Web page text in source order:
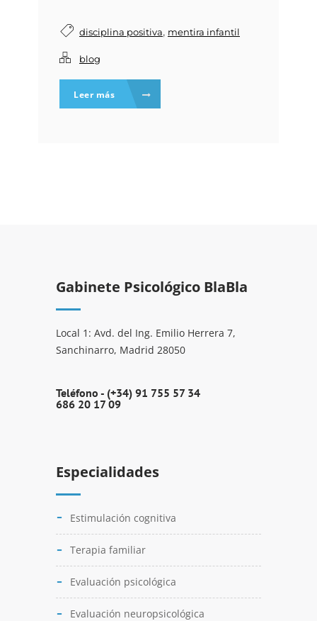
disciplina positiva, mentira infantil
blog
Leer más
Gabinete Psicológico BlaBla
Local 1: Avd. del Ing. Emilio Herrera 7,
Sanchinarro, Madrid 28050
Teléfono - (+34) 91 755 57 34
686 20 17 09
Especialidades
Estimulación cognitiva
Terapia familiar
Evaluación psicológica
Evaluación neuropsicológica